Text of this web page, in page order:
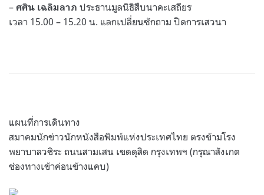
– ศศิน เฉลิมลาภ ประธานมูลนิธิสืบนาคะเสถียร
เวลา 15.00 – 15.20 น. แลกเปลี่ยนซักถาม ปิดการเสวนา
แผนที่การเดินทาง
สมาคมนักข่าวนักหนังสือพิมพ์แห่งประเทศไทย ตรงข้ามโรง
พยาบาลวชิระ ถนนสามเสน เขตดุสิต กรุงเทพฯ (กรุณาสังเกต
ช่องทางเข้าค่อนข้างแคบ)